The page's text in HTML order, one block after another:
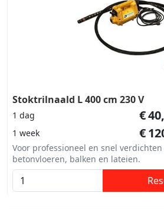
Stoktrilnaald L 400 cm 230 V
1 dag €
1 week €
Voor professioneel en snel
betonvloeren, balken en lateien.